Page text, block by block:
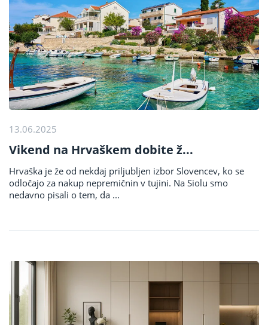
13.06.2025
Vikend na Hrvaškem dobite ž...
Hrvaška je že od nekdaj priljubljen izbor Slovencev, ko se
odločajo za nakup nepremičnin v tujini. Na Siolu smo
nedavno pisali o tem, da ...